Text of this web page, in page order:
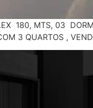
180, MTS, 03
3 QUARTOS ,